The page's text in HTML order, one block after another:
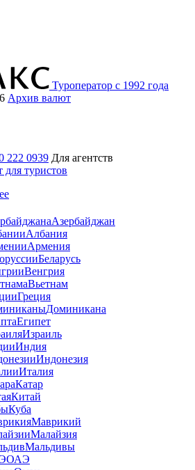
Туроператор с 1992 года
Архив валют
222 0939 Для агентств
для туристов
Азербайджан
Албания
Армения
Беларусь
Венгрия
Вьетнам
Греция
Доминикана
Египет
Израиль
Индия
Индонезия
Италия
Катар
Китай
Куба
Маврикий
Малайзия
Мальдивы
ОАЭ